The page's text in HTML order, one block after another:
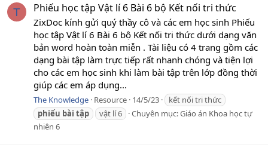
T Phiếu học tập Vật lí 6 Bài 6 bộ Kết nối tri thức
ZixDoc kính gửi quý thầy cô và các em học sinh Phiếu
học tập Vật lí 6 Bài 6 bộ Kết nối tri thức dưới dạng văn
bản word hoàn toàn miễn . Tài liệu có 4 trang gồm các
dạng bài tập làm trực tiếp rất nhanh chóng và tiện lợi
cho các em học sinh khi làm bài tập trên lớp đồng thời
giúp các em áp dụng...
The Knowledge Resource 14/5/23
kết nối tri thức
phiếu bài tập vật lí 6 Chuyên mục:Giáo án Khoa học tự
nhiên 6